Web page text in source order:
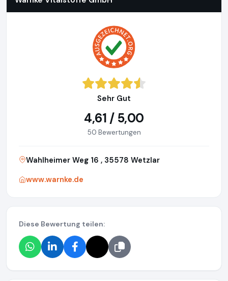
Sehr Gut
4,61 / 5,00
50 Bewertungen
Wahlheimer Weg 16 , 35578 Wetzlar
www.warnke.de
Diese Bewertung teilen: